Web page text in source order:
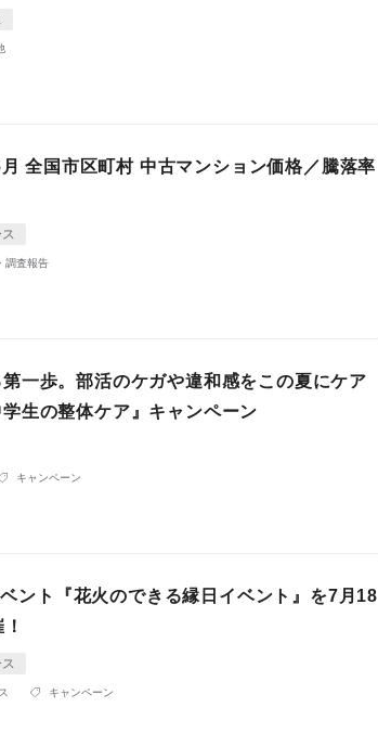
全国市区町村 中古マンション価格／騰落率
調査報告
一歩。部活のケガや違和感をこの夏にケア
生の整体ケア』キャンペーン
キャンペーン
ント『花火のできる縁日イベント』を7月18
キャンペーン